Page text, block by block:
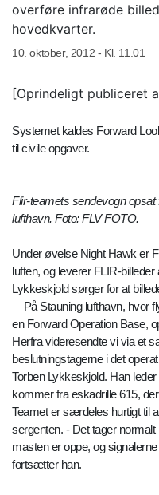
overføre infrarøde
hovedkvarter.
10. oktober, 2012 - Kl. 11.01
[Oprindeligt publiceret
Systemet kaldes Forward
til civile opgaver.
Flir-teamets sendevogn opsat
lufthavn. Foto: FLV FOTO.
Under øvelse Night Hawk er
luften, og leverer FLIR-
Lykkeskjold sørger for at
– På Stauning lufthavn, hvor
en Forward Operation Base,
Herfra videresendte vi via et
beslutningstagerne i det
Torben Lykkeskjold. Han
kommer fra eskadrille 615,
Teamet er særdeles hurtigt til
sergenten. - Det tager
masten er oppe, og
fortsætter han.